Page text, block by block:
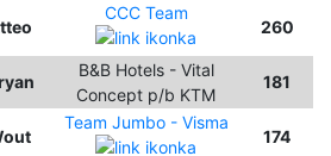
CCC Team
260
B&B Hotels - Vital
Concept p/b KTM
181
Team Jumbo - Visma
174